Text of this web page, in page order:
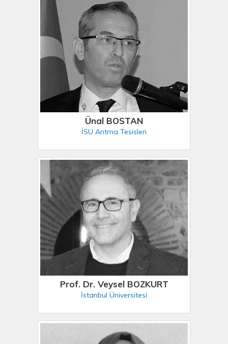
Ünal BOSTAN
İSU Arıtma Tesisleri
Prof. Dr. Veysel BOZKURT
İstanbul Üniversitesi